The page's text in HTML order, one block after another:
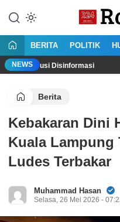
konten
Jujur
BERITA POLITIK
NEWS
Disinformasi
Berita
Kebakaran Dini
Kuala Lampung
Ludes Terbakar
Muhammad Hasan
Selasa, 26 Mei 2026 -